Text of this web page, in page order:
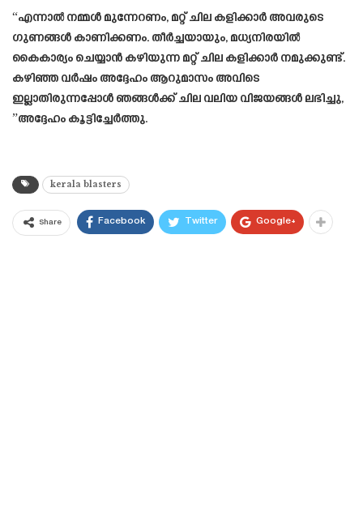
“എന്നാൽ നമ്മൾ മുന്നേറണം, മറ്റ് ചില കളിക്കാർ അവരുടെ
ഗുണങ്ങൾ കാണിക്കണം. തീർച്ചയായും, മധ്യനിരയിൽ
കൈകാര്യം ചെയ്യാൻ കഴിയുന്ന മറ്റ് ചില കളിക്കാർ നമുക്കുണ്ട്.
കഴിഞ്ഞ വർഷം അദ്ദേഹം ആറുമാസം അവിടെ
ഇല്ലാതിരുന്നപ്പോൾ ഞങ്ങൾക്ക് ചില വലിയ വിജയങ്ങൾ ലഭിച്ചു,
”അദ്ദേഹം കൂട്ടിച്ചേർത്തു.
kerala blasters
Share Facebook Twitter Google+